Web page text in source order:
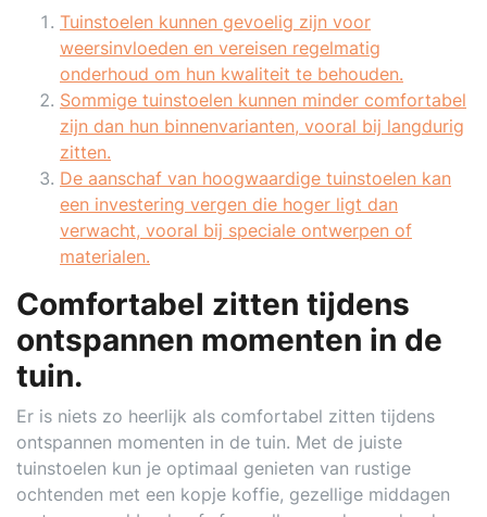
Tuinstoelen kunnen gevoelig zijn voor
weersinvloeden en vereisen regelmatig
onderhoud om hun kwaliteit te behouden.
Sommige tuinstoelen kunnen minder comfortabel
zijn dan hun binnenvarianten, vooral bij langdurig
zitten.
De aanschaf van hoogwaardige tuinstoelen kan
een investering vergen die hoger ligt dan
verwacht, vooral bij speciale ontwerpen of
materialen.
Comfortabel zitten tijdens
ontspannen momenten in de
tuin.
Er is niets zo heerlijk als comfortabel zitten tijdens
ontspannen momenten in de tuin. Met de juiste
tuinstoelen kun je optimaal genieten van rustige
ochtenden met een kopje koffie, gezellige middagen